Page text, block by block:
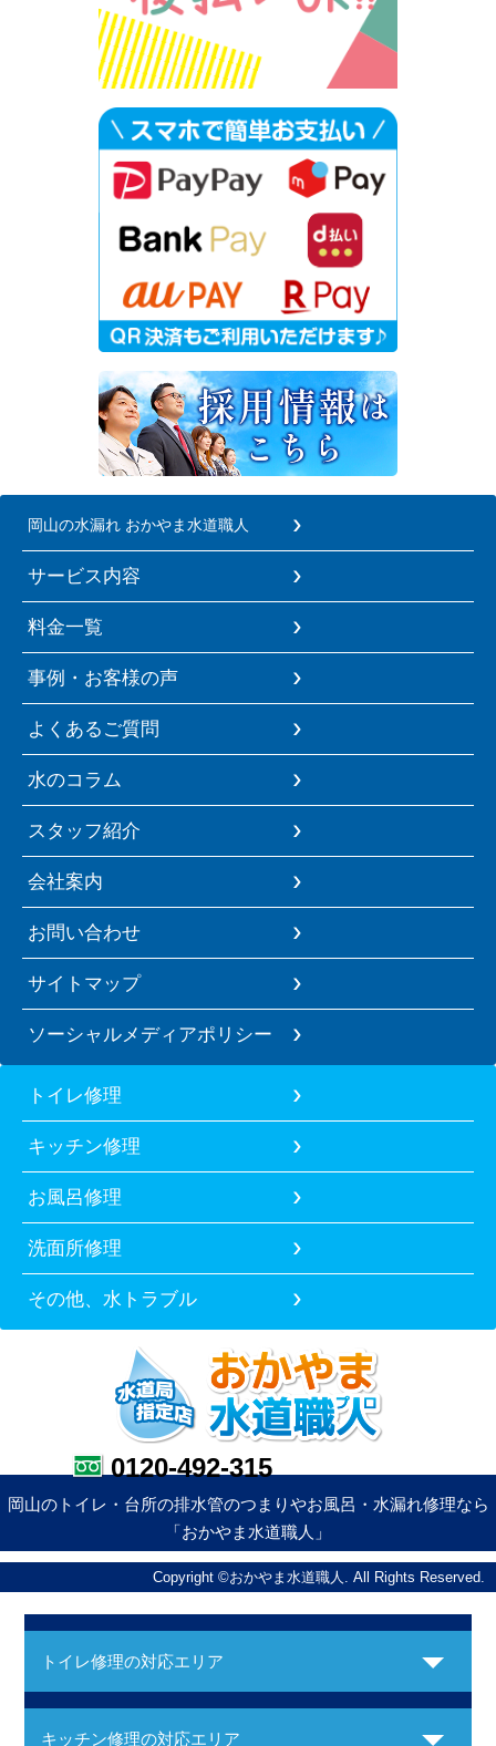
岡山の水漏れ おかやま水道職人
サービス内容
料金一覧
事例・お客様の声
よくあるご質問
水のコラム
スタッフ紹介
会社案内
お問い合わせ
サイトマップ
ソーシャルメディアポリシー
トイレ修理
キッチン修理
お風呂修理
洗面所修理
その他、水トラブル
0120-492-315
岡山のトイレ・台所の排水管のつまりやお風呂・水漏れ修理なら
「おかやま水道職人」
Copyright ©おかやま水道職人. All Rights Reserved.
トイレ修理の対応エリア
キッチン修理の対応エリア